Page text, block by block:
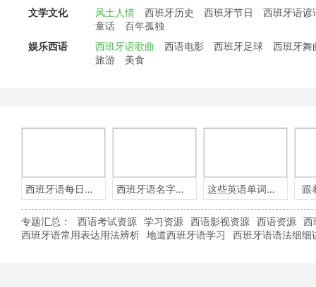
文学文化
风土人情 西班牙历史 西班牙节日
西班牙语谚
童话
百年孤独
娱乐西语
西班牙语歌曲 西语电影 西班牙足球
西班牙舞
旅游
美食
西班牙语每日一句 西班牙语名字含义 这些英语单词用西班牙语怎么说？ 跟
专题汇总： 西语考试资源 学习资源 西语影视资源 西语资源 西
西班牙语常用表达用法辨析 地道西班牙语学习 西班牙语语法细细